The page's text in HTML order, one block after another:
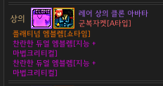
상의
레어 상의 클론 아바타
군복자켓[A타입]
플래티넘 엠블렘[쇼타임]
찬란한 듀얼 엠블렘[지능 +
마법크리티컬]
찬란한 듀얼 엠블렘[지능 +
마법크리티컬]